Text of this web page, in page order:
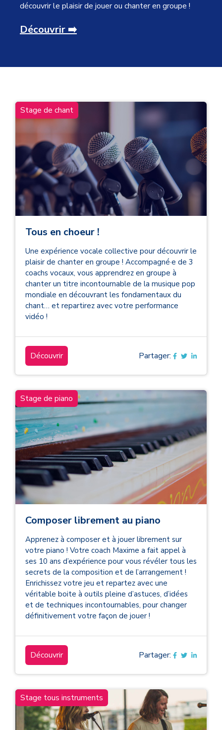
découvrir le plaisir de jouer ou chanter en groupe !
Découvrir ➡️
Stage de chant
Tous en choeur !
Une expérience vocale collective pour découvrir le
plaisir de chanter en groupe ! Accompagné·e de 3
coachs vocaux, vous apprendrez en groupe à
chanter un titre incontournable de la musique pop
mondiale en découvrant les fondamentaux du
chant… et repartirez avec votre performance
vidéo !
Découvrir Partager:
Stage de piano
Composer librement au piano
Apprenez à composer et à jouer librement sur
votre piano ! Votre coach Maxime a fait appel à
ses 10 ans d’expérience pour vous révéler tous les
secrets de la composition et de l’arrangement !
Enrichissez votre jeu et repartez avec une
véritable boite à outils pleine d’astuces, d’idées
et de techniques incontournables, pour changer
définitivement votre façon de jouer !
Découvrir Partager:
Stage tous instruments